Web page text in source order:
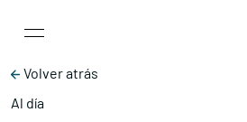
Main
Volver atrás
Al día